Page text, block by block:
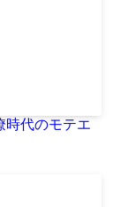
時代のモテエ